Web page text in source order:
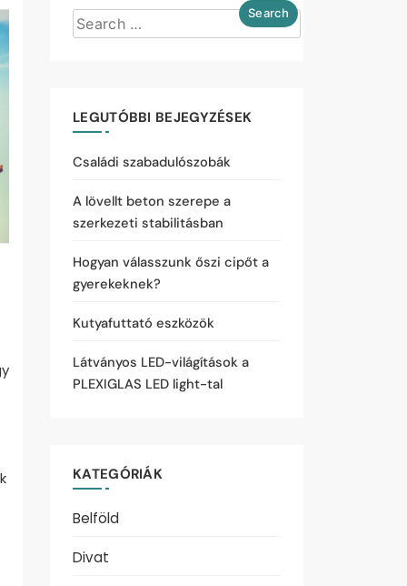
LEGUTÓBBI BEJEGYZÉSEK
Családi szabadulószobák
A lövellt beton szerepe a
szerkezeti stabilitásban
Hogyan válasszunk őszi cipőt a
gyerekeknek?
Kutyafuttató eszközök
Látványos LED-világítások a
PLEXIGLAS LED light-tal
KATEGÓRIÁK
Belföld
Divat